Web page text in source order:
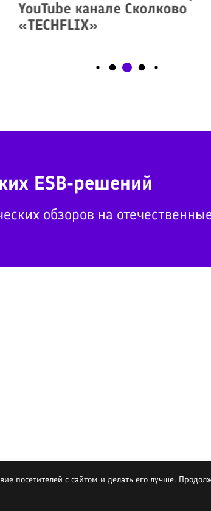
YouTube канале Сколково
«TECHFLIX»
ESB-решений
обзоров на
посетителей с сайтом и делать его лучше.